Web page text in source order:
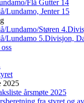
Flå Gutter 14
Lundamo, Jenter 15
Lundamo/Støren
Lundamo 5.Divisjon,
2025
årsmøte 2025
fra styret og